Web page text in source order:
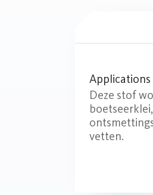
Applications
Deze stof
vetten.